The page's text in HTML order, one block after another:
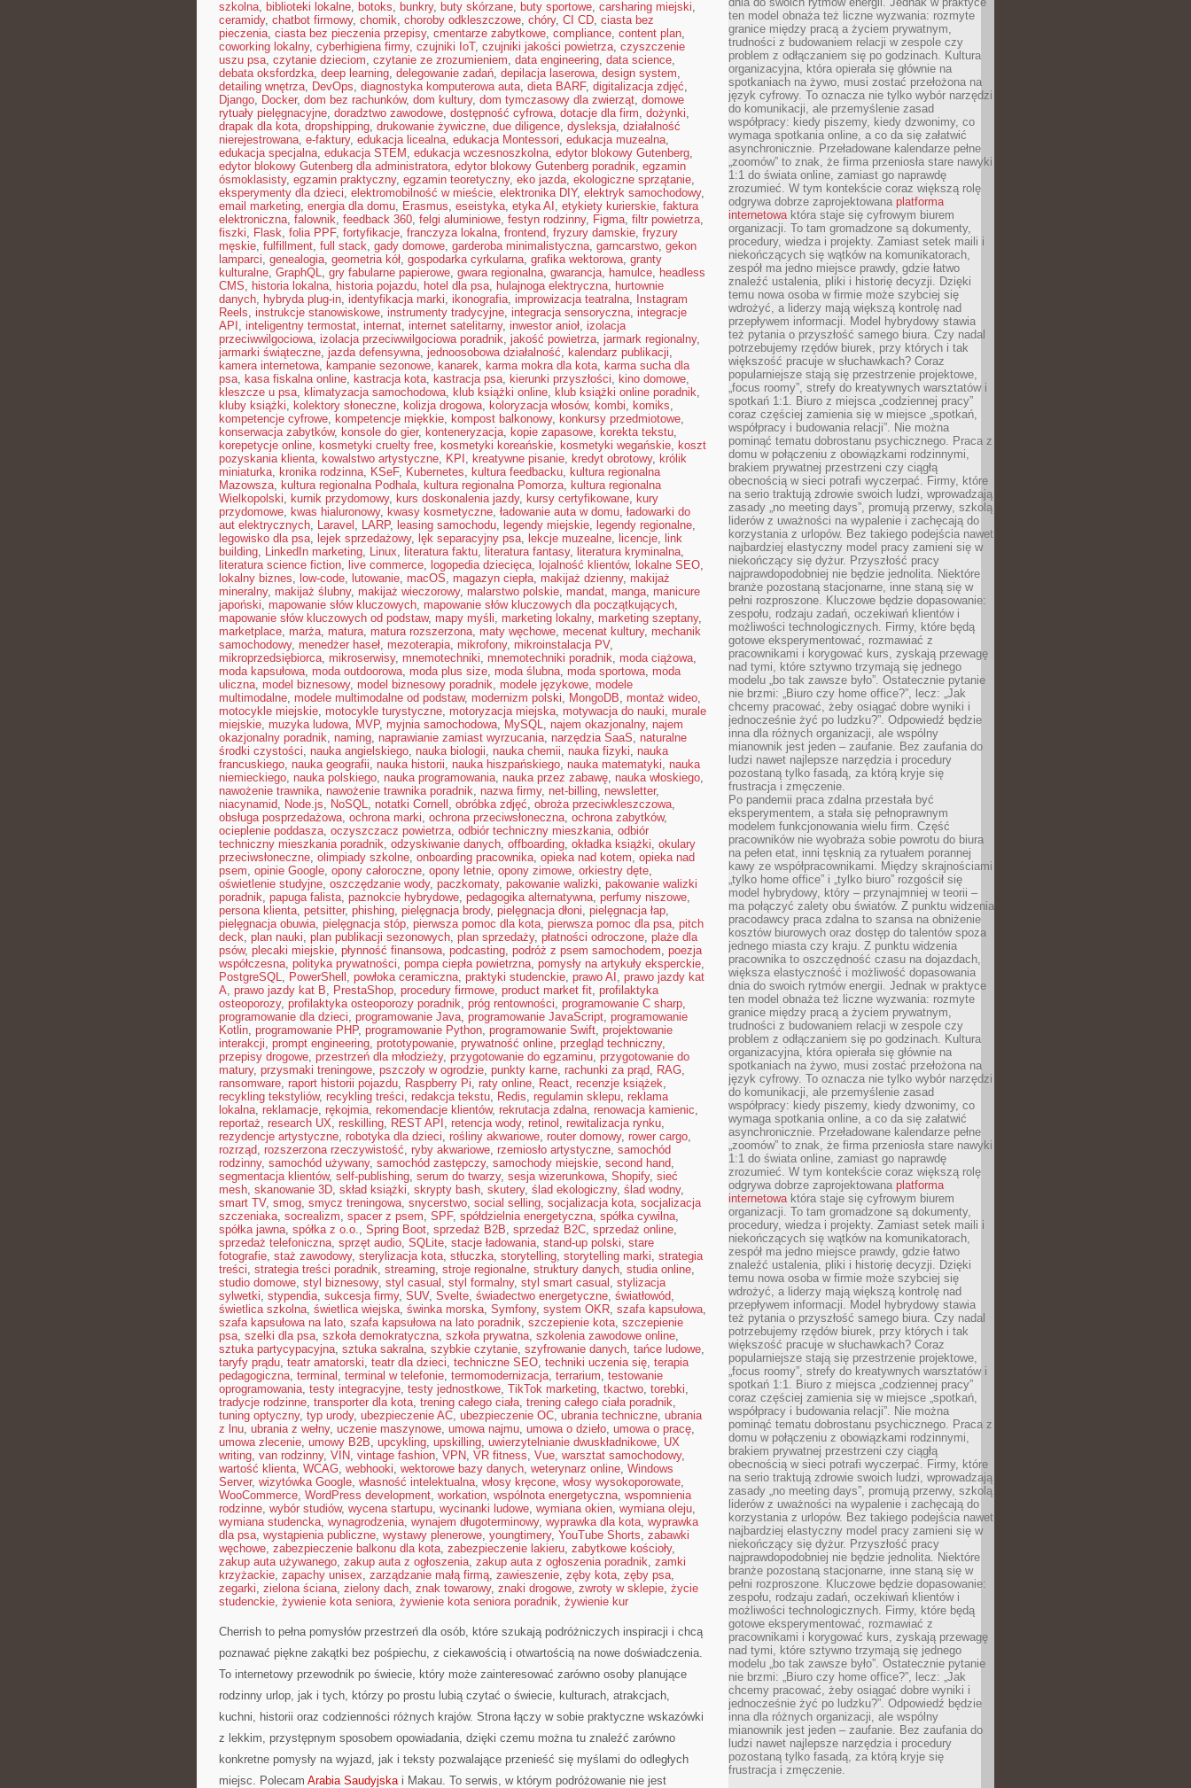
szkolna, biblioteki lokalne, botoks, bunkry, buty skórzane, buty sportowe, carsharing miejski,
ceramidy, chatbot firmowy, chomik, choroby odkleszczowe, chóry, CI CD, ciasta bez
pieczenia, ciasta bez pieczenia przepisy, cmentarze zabytkowe, compliance, content plan,
coworking lokalny, cyberhigiena firmy, czujniki IoT, czujniki jakości powietrza, czyszczenie
uszu psa, czytanie dzieciom, czytanie ze zrozumieniem, data engineering, data science,
debata oksfordzka, deep learning, delegowanie zadań, depilacja laserowa, design system,
detailing wnętrza, DevOps, diagnostyka komputerowa auta, dieta BARF, digitalizacja zdjęć,
Django, Docker, dom bez rachunków, dom kultury, dom tymczasowy dla zwierząt, domowe
rytuały pielęgnacyjne, doradztwo zawodowe, dostępność cyfrowa, dotacje dla firm, dożynki,
drapak dla kota, dropshipping, drukowanie żywiczne, due diligence, dysleksja, działalność
nierejestrowana, e-faktury, edukacja licealna, edukacja Montessori, edukacja muzealna,
edukacja specjalna, edukacja STEM , edukacja wczesnoszkolna, edytor blokowy Gutenberg,
edytor blokowy Gutenberg dla administratora, edytor blokowy Gutenberg poradnik, egzamin
ósmoklasisty, egzamin praktyczny, egzamin teoretyczny, eko jazda, ekologiczne sprzątanie,
eksperymenty dla dzieci, elektromobilność w mieście, elektronika DIY, elektryk samochodowy,
email marketing, energia dla domu, Erasmus, eseistyka, etyka AI , etykiety kurierskie, faktura
elektroniczna, falownik, feedback 360, felgi aluminiowe, festyn rodzinny, Figma, filtr powietrza,
fiszki, Flask, folia PPF, fortyfikacje, franczyza lokalna, frontend, fryzury damskie, fryzury
męskie, fulfillment, full stack, gady domowe, garderoba minimalistyczna, garncarstwo, gekon
lamparci, genealogia, geometria kół, gospodarka cyrkularna, grafika wektorowa, granty
kulturalne, GraphQL, gry fabularne papierowe, gwara regionalna, gwarancja, hamulce, headless
CMS, historia lokalna, historia pojazdu, hotel dla psa, hulajnoga elektryczna, hurtownie
danych, hybryda plug-in, identyfikacja marki, ikonografia, improwizacja teatralna, Instagram
Reels, instrukcje stanowiskowe, instrumenty tradycyjne, integracja sensoryczna, integracje
API , inteligentny termostat, internat, internet satelitarny, inwestor anioł, izolacja
przeciwwilgociowa, izolacja przeciwwilgociowa poradnik, jakość powietrza, jarmark regionalny,
jarmarki świąteczne, jazda defensywna, jednoosobowa działalność, kalendarz publikacji,
kamera internetowa, kampanie sezonowe, kanarek, karma mokra dla kota, karma sucha dla
psa, kasa fiskalna online, kastracja kota, kastracja psa, kierunki przyszłości, kino domowe,
kleszcze u psa, klimatyzacja samochodowa, klub książki online, klub książki online poradnik,
kluby książki, kolektory słoneczne, kolizja drogowa, koloryzacja włosów, kombi, komiks,
kompetencje cyfrowe, kompetencje miękkie, kompost balkonowy, konkursy przedmiotowe,
konserwacja zabytków, konsole do gier, konteneryzacja, kopie zapasowe, korekta tekstu,
korepetycje online, kosmetyki cruelty free, kosmetyki koreańskie, kosmetyki wegańskie, koszt
pozyskania klienta, kowalstwo artystyczne, KPI , kreatywne pisanie, kredyt obrotowy, królik
miniaturka, kronika rodzinna, KSeF, Kubernetes, kultura feedbacku, kultura regionalna
Mazowsza, kultura regionalna Podhala, kultura regionalna Pomorza, kultura regionalna
Wielkopolski, kurnik przydomowy, kurs doskonalenia jazdy, kursy certyfikowane, kury
przydomowe, kwas hialuronowy, kwasy kosmetyczne, ładowanie auta w domu, ładowarki do
aut elektrycznych, Laravel , LARP, leasing samochodu, legendy miejskie, legendy regionalne,
legowisko dla psa, lejek sprzedażowy, lęk separacyjny psa, lekcje muzealne, licencje, link
building, LinkedIn marketing, Linux, literatura faktu, literatura fantasy, literatura kryminalna,
literatura science fiction, live commerce, logopedia dziecięca, lojalność klientów, lokalne SEO,
lokalny biznes, low-code, lutowanie, macOS, magazyn ciepła, makijaż dzienny, makijaż
mineralny, makijaż ślubny, makijaż wieczorowy, malarstwo polskie, mandat, manga, manicure
japoński, mapowanie słów kluczowych, mapowanie słów kluczowych dla początkujących,
mapowanie słów kluczowych od podstaw, mapy myśli, marketing lokalny, marketing szeptany,
marketplace, marża, matura, matura rozszerzona, maty węchowe, mecenat kultury, mechanik
samochodowy, menedżer haseł, mezoterapia, mikrofony, mikroinstalacja PV,
mikroprzedsiębiorca, mikroserwisy, mnemotechniki, mnemotechniki poradnik, moda ciążowa,
moda kapsułowa, moda outdoorowa, moda plus size, moda ślubna, moda sportowa, moda
uliczna, model biznesowy, model biznesowy poradnik, modele językowe, modele
multimodalne, modele multimodalne od podstaw, modernizm polski, MongoDB, montaż wideo,
motocykle miejskie, motocykle turystyczne, motoryzacja miejska, motywacja do nauki, murale
miejskie, muzyka ludowa, MVP, myjnia samochodowa, MySQL, najem okazjonalny, najem
okazjonalny poradnik, naming, naprawianie zamiast wyrzucania, narzędzia SaaS, naturalne
środki czystości, nauka angielskiego, nauka biologii, nauka chemii, nauka fizyki, nauka
francuskiego, nauka geografii, nauka historii, nauka hiszpańskiego, nauka matematyki, nauka
niemieckiego, nauka polskiego, nauka programowania, nauka przez zabawę, nauka włoskiego,
nawożenie trawnika, nawożenie trawnika poradnik, nazwa firmy, net-billing, newsletter,
niacynamid, Node.js, NoSQL, notatki Cornell , obróbka zdjęć, obroża przeciwkleszczowa,
obsługa posprzedażowa, ochrona marki, ochrona przeciwsłoneczna, ochrona zabytków,
ocieplenie poddasza, oczyszczacz powietrza, odbiór techniczny mieszkania, odbiór
techniczny mieszkania poradnik, odzyskiwanie danych, offboarding, okładka książki, okulary
przeciwsłoneczne, olimpiady szkolne, onboarding pracownika, opieka nad kotem, opieka nad
psem, opinie Google, opony całoroczne, opony letnie, opony zimowe, orkiestry dęte,
oświetlenie studyjne, oszczędzanie wody, paczkomaty, pakowanie walizki, pakowanie walizki
poradnik, papuga falista, paznokcie hybrydowe, pedagogika alternatywna, perfumy niszowe,
persona klienta, petsitter, phishing, pielęgnacja brody, pielęgnacja dłoni, pielęgnacja łap,
pielęgnacja obuwia, pielęgnacja stóp, pierwsza pomoc dla kota, pierwsza pomoc dla psa, pitch
deck, plan nauki, plan publikacji sezonowych, plan sprzedaży, płatności odroczone, plaże dla
psów, plecaki miejskie, płynność finansowa, podcasting, podróż z psem samochodem, poezja
współczesna, polityka prywatności, pompa ciepła powietrzna, pomysły na artykuły eksperckie,
PostgreSQL, PowerShell , powłoka ceramiczna, praktyki studenckie, prawo AI , prawo jazdy kat
A, prawo jazdy kat B, PrestaShop, procedury firmowe, product market fit, profilaktyka
osteoporozy, profilaktyka osteoporozy poradnik, próg rentowności, programowanie C sharp,
programowanie dla dzieci, programowanie Java, programowanie JavaScript, programowanie
Kotlin, programowanie PHP, programowanie Python, programowanie Swift, projektowanie
interakcji, prompt engineering, prototypowanie, prywatność online, przegląd techniczny,
przepisy drogowe, przestrzeń dla młodzieży, przygotowanie do egzaminu, przygotowanie do
matury, przysmaki treningowe, pszczoły w ogrodzie, punkty karne, rachunki za prąd, RAG,
ransomware, raport historii pojazdu, Raspberry Pi, raty online, React, recenzje książek,
recykling tekstyliów, recykling treści, redakcja tekstu, Redis, regulamin sklepu, reklama
lokalna, reklamacje, rękojmia, rekomendacje klientów, rekrutacja zdalna, renowacja kamienic,
reportaż, research UX, reskilling, REST API , retencja wody, retinol , rewitalizacja rynku,
rezydencje artystyczne, robotyka dla dzieci, rośliny akwariowe, router domowy, rower cargo,
rozrząd, rozszerzona rzeczywistość, ryby akwariowe, rzemiosło artystyczne, samochód
rodzinny, samochód używany, samochód zastępczy, samochody miejskie, second hand,
segmentacja klientów, self-publishing, serum do twarzy, sesja wizerunkowa, Shopify, sieć
mesh, skanowanie 3D, skład książki, skrypty bash, skutery, ślad ekologiczny, ślad wodny,
smart TV, smog, smycz treningowa, snycerstwo, social selling, socjalizacja kota, socjalizacja
szczeniaka, socrealizm, spacer z psem, SPF, spółdzielnia energetyczna, spółka cywilna,
spółka jawna, spółka z o.o., Spring Boot, sprzedaż B2B, sprzedaż B2C, sprzedaż online,
sprzedaż telefoniczna, sprzęt audio, SQLite, stacje ładowania, stand-up polski, stare
fotografie, staż zawodowy, sterylizacja kota, stłuczka, storytelling, storytelling marki, strategia
treści, strategia treści poradnik, streaming, stroje regionalne, struktury danych, studia online,
studio domowe, styl biznesowy, styl casual , styl formalny, styl smart casual , stylizacja
sylwetki, stypendia, sukcesja firmy, SUV, Svelte, świadectwo energetyczne, światłowód,
świetlica szkolna, świetlica wiejska, świnka morska, Symfony, system OKR, szafa kapsułowa,
szafa kapsułowa na lato, szafa kapsułowa na lato poradnik, szczepienie kota, szczepienie
psa, szelki dla psa, szkoła demokratyczna, szkoła prywatna, szkolenia zawodowe online,
sztuka partycypacyjna, sztuka sakralna, szybkie czytanie, szyfrowanie danych, tańce ludowe,
taryfy prądu, teatr amatorski, teatr dla dzieci, techniczne SEO, techniki uczenia się, terapia
pedagogiczna, terminal , terminal w telefonie, termomodernizacja, terrarium, testowanie
oprogramowania, testy integracyjne, testy jednostkowe, TikTok marketing, tkactwo, torebki,
tradycje rodzinne, transporter dla kota, trening całego ciała, trening całego ciała poradnik,
tuning optyczny, typ urody, ubezpieczenie AC, ubezpieczenie OC, ubrania techniczne, ubrania
z lnu, ubrania z wełny, uczenie maszynowe, umowa najmu, umowa o dzieło, umowa o pracę,
umowa zlecenie, umowy B2B, upcykling, upskilling, uwierzytelnianie dwuskładnikowe, UX
writing, van rodzinny, VIN, vintage fashion, VPN, VR fitness, Vue, warsztat samochodowy,
wartość klienta, WCAG, webhooki, wektorowe bazy danych, weterynarz online, Windows
Server, wizytówka Google, własność intelektualna, włosy kręcone, włosy wysokoporowate,
WooCommerce, WordPress development, workation, wspólnota energetyczna, wspomnienia
rodzinne, wybór studiów, wycena startupu, wycinanki ludowe, wymiana okien, wymiana oleju,
wymiana studencka, wynagrodzenia, wynajem długoterminowy, wyprawka dla kota, wyprawka
dla psa, wystąpienia publiczne, wystawy plenerowe, youngtimery, YouTube Shorts, zabawki
węchowe, zabezpieczenie balkonu dla kota, zabezpieczenie lakieru, zabytkowe kościoły,
zakup auta używanego, zakup auta z ogłoszenia, zakup auta z ogłoszenia poradnik, zamki
krzyżackie, zapachy unisex, zarządzanie małą firmą, zawieszenie, zęby kota, zęby psa,
zegarki, zielona ściana, zielony dach, znak towarowy, znaki drogowe, zwroty w sklepie, życie
studenckie, żywienie kota seniora, żywienie kota seniora poradnik, żywienie kur
Cherrish to pełna pomysłów przestrzeń dla osób, które szukają podróżniczych inspiracji i chcą
poznawać piękne zakątki bez pośpiechu, z ciekawością i otwartością na nowe doświadczenia.
To internetowy przewodnik po świecie, który może zainteresować zarówno osoby planujące
rodzinny urlop, jak i tych, którzy po prostu lubią czytać o świecie, kulturach, atrakcjach,
kuchni, historii oraz codzienności różnych krajów. Strona łączy w sobie praktyczne wskazówki
z lekkim, przystępnym sposobem opowiadania, dzięki czemu można tu znaleźć zarówno
konkretne pomysły na wyjazd, jak i teksty pozwalające przenieść się myślami do odległych
miejsc. Polecam Arabia Saudyjskai Makau. To serwis, w którym podróżowanie nie jest
ten model obnaża też liczne wyzwania: rozmyte
granice między pracą a życiem prywatnym,
trudności z budowaniem relacji w zespole czy
problem z odłączaniem się po godzinach. Kultura
organizacyjna, która opierała się głównie na
spotkaniach na żywo, musi zostać przełożona na
język cyfrowy. To oznacza nie tylko wybór narzędzi
do komunikacji, ale przemyślenie zasad
współpracy: kiedy piszemy, kiedy dzwonimy, co
wymaga spotkania online, a co da się załatwić
asynchronicznie. Przeładowane kalendarze pełne
„zoomów” to znak, że firma przeniosła stare nawyki
1:1 do świata online, zamiast go naprawdę
zrozumieć. W tym kontekście coraz większą rolę
odgrywa dobrze zaprojektowana platforma
internetowaktóra staje się cyfrowym biurem
organizacji. To tam gromadzone są dokumenty,
procedury, wiedza i projekty. Zamiast setek maili i
niekończących się wątków na komunikatorach,
zespół ma jedno miejsce prawdy, gdzie łatwo
znaleźć ustalenia, pliki i historię decyzji. Dzięki
temu nowa osoba w firmie może szybciej się
wdrożyć, a liderzy mają większą kontrolę nad
przepływem informacji. Model hybrydowy stawia
też pytania o przyszłość samego biura. Czy nadal
potrzebujemy rzędów biurek, przy których i tak
większość pracuje w słuchawkach? Coraz
popularniejsze stają się przestrzenie projektowe,
„focus roomy”, strefy do kreatywnych warsztatów i
spotkań 1:1. Biuro z miejsca „codziennej pracy”
coraz częściej zamienia się w miejsce „spotkań,
współpracy i budowania relacji”. Nie można
pominąć tematu dobrostanu psychicznego. Praca z
domu w połączeniu z obowiązkami rodzinnymi,
brakiem prywatnej przestrzeni czy ciągłą
obecnością w sieci potrafi wyczerpać. Firmy, które
na serio traktują zdrowie swoich ludzi, wprowadzają
zasady „no meeting days”, promują przerwy, szkolą
liderów z uważności na wypalenie i zachęcają do
korzystania z urlopów. Bez takiego podejścia nawet
najbardziej elastyczny model pracy zamieni się w
niekończący się dyżur. Przyszłość pracy
najprawdopodobniej nie będzie jednolita. Niektóre
branże pozostaną stacjonarne, inne staną się w
pełni rozproszone. Kluczowe będzie dopasowanie:
zespołu, rodzaju zadań, oczekiwań klientów i
możliwości technologicznych. Firmy, które będą
gotowe eksperymentować, rozmawiać z
pracownikami i korygować kurs, zyskają przewagę
nad tymi, które sztywno trzymają się jednego
modelu „bo tak zawsze było”. Ostatecznie pytanie
nie brzmi: „Biuro czy home office?”, lecz: „Jak
chcemy pracować, żeby osiągać dobre wyniki i
jednocześnie żyć po ludzku?”. Odpowiedź będzie
inna dla różnych organizacji, ale wspólny
mianownik jest jeden – zaufanie. Bez zaufania do
ludzi nawet najlepsze narzędzia i procedury
pozostaną tylko fasadą, za którą kryje się
frustracja i zmęczenie.
Po pandemii praca zdalna przestała być
eksperymentem, a stała się pełnoprawnym
modelem funkcjonowania wielu firm. Część
pracowników nie wyobraża sobie powrotu do biura
na pełen etat, inni tęsknią za rytuałem porannej
kawy ze współpracownikami. Między skrajnościami
„tylko home office” i „tylko biuro” rozgościł się
model hybrydowy, który – przynajmniej w teorii –
ma połączyć zalety obu światów. Z punktu widzenia
pracodawcy praca zdalna to szansa na obniżenie
kosztów biurowych oraz dostęp do talentów spoza
jednego miasta czy kraju. Z punktu widzenia
pracownika to oszczędność czasu na dojazdach,
większa elastyczność i możliwość dopasowania
dnia do swoich rytmów energii. Jednak w praktyce
ten model obnaża też liczne wyzwania: rozmyte
granice między pracą a życiem prywatnym,
trudności z budowaniem relacji w zespole czy
problem z odłączaniem się po godzinach. Kultura
organizacyjna, która opierała się głównie na
spotkaniach na żywo, musi zostać przełożona na
język cyfrowy. To oznacza nie tylko wybór narzędzi
do komunikacji, ale przemyślenie zasad
współpracy: kiedy piszemy, kiedy dzwonimy, co
wymaga spotkania online, a co da się załatwić
asynchronicznie. Przeładowane kalendarze pełne
„zoomów” to znak, że firma przeniosła stare nawyki
1:1 do świata online, zamiast go naprawdę
zrozumieć. W tym kontekście coraz większą rolę
odgrywa dobrze zaprojektowana platforma
internetowaktóra staje się cyfrowym biurem
organizacji. To tam gromadzone są dokumenty,
procedury, wiedza i projekty. Zamiast setek maili i
niekończących się wątków na komunikatorach,
zespół ma jedno miejsce prawdy, gdzie łatwo
znaleźć ustalenia, pliki i historię decyzji. Dzięki
temu nowa osoba w firmie może szybciej się
wdrożyć, a liderzy mają większą kontrolę nad
przepływem informacji. Model hybrydowy stawia
też pytania o przyszłość samego biura. Czy nadal
potrzebujemy rzędów biurek, przy których i tak
większość pracuje w słuchawkach? Coraz
popularniejsze stają się przestrzenie projektowe,
„focus roomy”, strefy do kreatywnych warsztatów i
spotkań 1:1. Biuro z miejsca „codziennej pracy”
coraz częściej zamienia się w miejsce „spotkań,
współpracy i budowania relacji”. Nie można
pominąć tematu dobrostanu psychicznego. Praca z
domu w połączeniu z obowiązkami rodzinnymi,
brakiem prywatnej przestrzeni czy ciągłą
obecnością w sieci potrafi wyczerpać. Firmy, które
na serio traktują zdrowie swoich ludzi, wprowadzają
zasady „no meeting days”, promują przerwy, szkolą
liderów z uważności na wypalenie i zachęcają do
korzystania z urlopów. Bez takiego podejścia nawet
najbardziej elastyczny model pracy zamieni się w
niekończący się dyżur. Przyszłość pracy
najprawdopodobniej nie będzie jednolita. Niektóre
branże pozostaną stacjonarne, inne staną się w
pełni rozproszone. Kluczowe będzie dopasowanie:
zespołu, rodzaju zadań, oczekiwań klientów i
możliwości technologicznych. Firmy, które będą
gotowe eksperymentować, rozmawiać z
pracownikami i korygować kurs, zyskają przewagę
nad tymi, które sztywno trzymają się jednego
modelu „bo tak zawsze było”. Ostatecznie pytanie
nie brzmi: „Biuro czy home office?”, lecz: „Jak
chcemy pracować, żeby osiągać dobre wyniki i
jednocześnie żyć po ludzku?”. Odpowiedź będzie
inna dla różnych organizacji, ale wspólny
mianownik jest jeden – zaufanie. Bez zaufania do
ludzi nawet najlepsze narzędzia i procedury
pozostaną tylko fasadą, za którą kryje się
frustracja i zmęczenie.